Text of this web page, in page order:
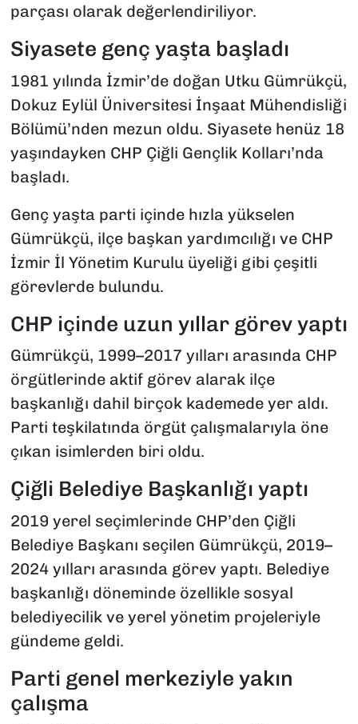
parçası olarak değerlendiriliyor.
Siyasete genç yaşta başladı
1981 yılında İzmir’de doğan Utku Gümrükçü,
Dokuz Eylül Üniversitesi İnşaat Mühendisliği
Bölümü’nden mezun oldu. Siyasete henüz 18
yaşındayken CHP Çiğli Gençlik Kolları’nda
başladı.
Genç yaşta parti içinde hızla yükselen
Gümrükçü, ilçe başkan yardımcılığı ve CHP
İzmir İl Yönetim Kurulu üyeliği gibi çeşitli
görevlerde bulundu.
CHP içinde uzun yıllar görev yaptı
Gümrükçü, 1999–2017 yılları arasında CHP
örgütlerinde aktif görev alarak ilçe
başkanlığı dahil birçok kademede yer aldı.
Parti teşkilatında örgüt çalışmalarıyla öne
çıkan isimlerden biri oldu.
Çiğli Belediye Başkanlığı yaptı
2019 yerel seçimlerinde CHP’den Çiğli
Belediye Başkanı seçilen Gümrükçü, 2019–
2024 yılları arasında görev yaptı. Belediye
başkanlığı döneminde özellikle sosyal
belediyecilik ve yerel yönetim projeleriyle
gündeme geldi.
Parti genel merkeziyle yakın
çalışma